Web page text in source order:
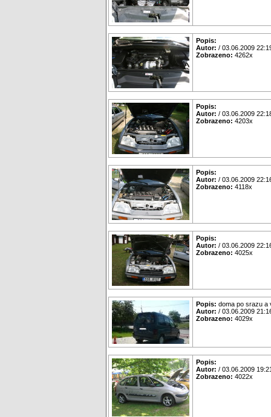
Popis:
Autor: / 03.06.2009
Zobrazeno: 4262x
Popis:
Autor: / 03.06.2009
Zobrazeno: 4203x
Popis:
Autor: / 03.06.2009
Zobrazeno: 4118x
Popis:
Autor: / 03.06.2009
Zobrazeno: 4025x
Popis: doma po srazu a
Autor: / 03.06.2009
Zobrazeno: 4029x
Popis:
Autor: / 03.06.2009
Zobrazeno: 4022x